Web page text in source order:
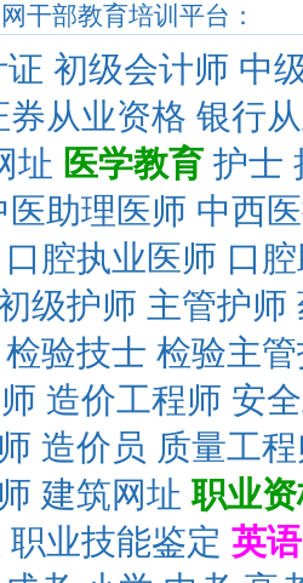
干部教育培训平台：
hmw/home/web/
证 初级会计师 中
券从业资格 银行
址 医学教育 护士
医助理医师 中西
口腔执业医师 口
级护师 主管护师
检验技士 检验主
造价工程师 安
造价员 质量工
建筑网址 职业
职业技能鉴定 英